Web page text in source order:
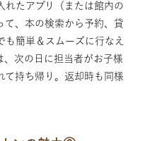
れたアプリ（または館内の
て、本の検索から予約、貸
も簡単＆スムーズに行なえ
、次の日に担当者がお子様
て持ち帰り。返却時も同様